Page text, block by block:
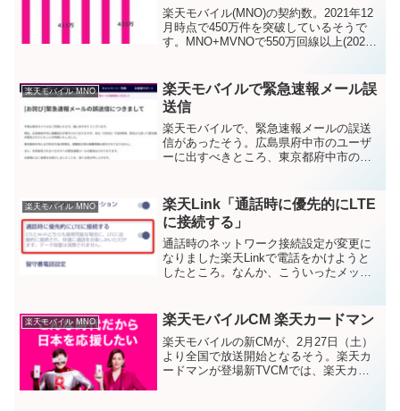
楽天モバイル(MNO)の契約数。2021年12
月時点で450万件を突破しているそうで
す。MNO+MVNOで550万回線以上(2022
す。2021年12月時点で■M...
楽天モバイル MNO
楽天モバイルで緊急速報メール誤
送信
楽天モバイルで、緊急速報メールの誤送
信があったそう。広島県府中市のユーザ
ーに出すべきところ、東京都府中市のユ
た・・・ってことか？（配信の設定が正
しくされていなかった）そ...
楽天モバイル MNO
楽天Link「通話時に優先的にLTE
に接続する」
通話時のネットワーク接続設定が変更に
なりました楽天Linkで電話をかけようと
したところ。なんか、こういったメッセ
Wi-Fiのどちらも接続可能な場合に､ 優先
的にLTE...
楽天モバイル MNO 楽天モバイルCM 楽天カードマン
楽天モバイルの新CMが、2月27日（土）
より全国で放送開始となるそう。楽天カ
ードマンが登場新TVCMでは、楽天カー